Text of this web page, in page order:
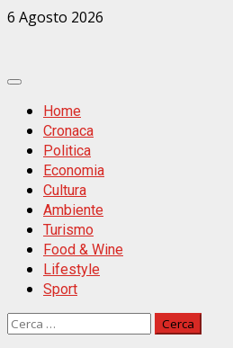
Zum
6 Agosto 2026
Primäres
MenüHome
Cronaca
Politica
Economia
Cultura
Ambiente
Turismo
Food & Wine
Lifestyle
Sport
Ricerca